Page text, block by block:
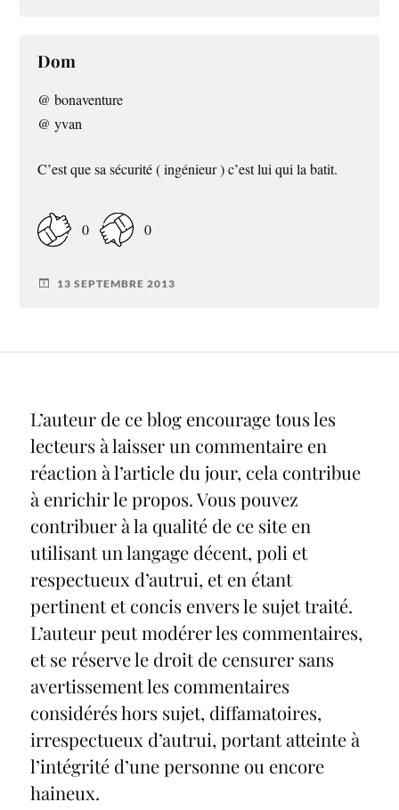
Dom
@ bonaventure
@ yvan
C’est que sa sécurité ( ingénieur ) c’est lui qui la batit.
0 0
13 SEPTEMBRE 2013
L’auteur de ce blog encourage tous les
lecteurs à laisser un commentaire en
réaction à l’article du jour, cela contribue
à enrichir le propos. Vous pouvez
contribuer à la qualité de ce site en
utilisant un langage décent, poli et
respectueux d’autrui, et en étant
pertinent et concis envers le sujet traité.
L’auteur peut modérer les commentaires,
et se réserve le droit de censurer sans
avertissement les commentaires
considérés hors sujet, diffamatoires,
irrespectueux d’autrui, portant atteinte à
l’intégrité d’une personne ou encore
haineux.